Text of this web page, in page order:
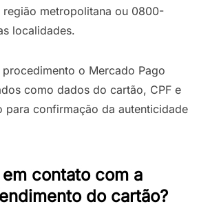
região metropolitana ou 0800-
localidades.
o Mercado Pago
como dados do cartão, CPF e
para confirmação da autenticidade
contato com a
do cartão?